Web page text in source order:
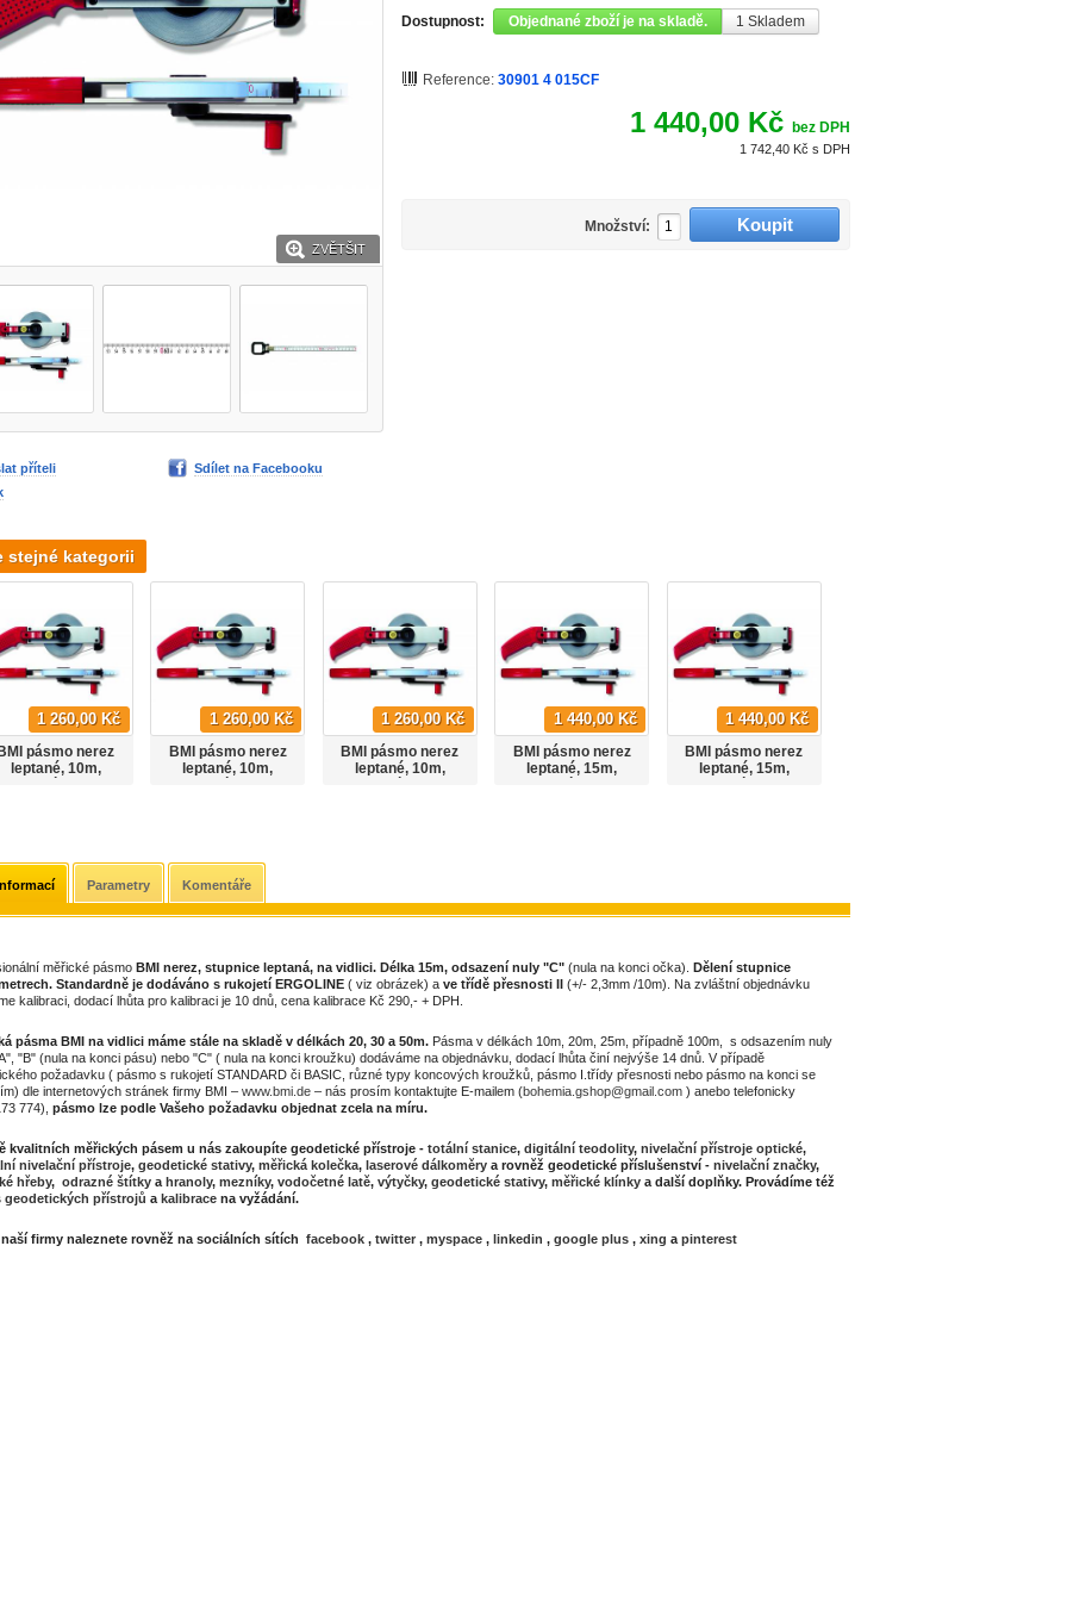
ZVĚTŠIT
příteli
Sdílet na Facebooku
Dostupnost: Objednané zboží je na skladě. 1 Skladem
Reference: 30901 4 015CF
1 440,00 Kč bez DPH
1 742,40 Kč s DPH
Množství:
stejné kategorii
1 260,00 Kč
pásmo nerez
leptané, 10m,
1 260,00 Kč
BMI pásmo nerez
leptané, 10m,
1 260,00 Kč
BMI pásmo nerez
leptané, 10m,
1 440,00 Kč
BMI pásmo nerez
leptané, 15m,
1 440,00 Kč
BMI pásmo nerez
leptané, 15m,
Parametry Komentáře
měřické pásmo BMI nerez, stupnice leptaná, na vidlici. Délka 15m, odsazení nuly "C"(nula na konci očka).
Dělení stupnice
Standardně je dodáváno s rukojetí ERGOLINE( viz obrázek) a ve třídě přesnosti II
(+/- 2,3mm /10m). Na zvláštní objednávku
kalibraci, dodací lhůta pro kalibraci je 10 dnů, cena kalibrace Kč 290,- + DPH.
pásma BMI na vidlici máme stále na skladě v délkách 20, 30 a 50m.Pásma v délkách 10m, 20m, 25m, případně 100m, s odsazením nuly
"B" (nula na konci pásu) nebo "C" ( nula na konci kroužku) dodáváme na objednávku, dodací lhůta činí nejvýše 14 dnů. V případě
požadavku ( pásmo s rukojetí STANDARD či BASIC, různé typy koncových kroužků, pásmo I.třídy přesnosti nebo pásmo na konci se
dle internetových stránek firmy BMI – www.bmi.de– nás prosím kontaktujte E-mailem (bohemia.gshop@gmail.com) anebo telefonicky
774), pásmo lze podle Vašeho požadavku objednat zcela na míru.
kvalitních měřických pásem u nás zakoupíte geodetické přístroje - totální stanice, digitální teodolity, nivelační přístroje optické,
nivelační přístroje, geodetické stativy, měřická kolečka, laserové dálkoměrya rovněž geodetické příslušenství - nivelační značky,
hřeby, odrazné štítkya hranoly, mezníky, vodočetné latě, výtyčky, geodetické stativy, měřické klínkya další doplňky. Provádíme též
geodetických přístrojů a kalibracena vyžádání.
firmy naleznete rovněž na sociálních sítích facebook, twitter, myspace, linkedin , google plus , xing a pinterest